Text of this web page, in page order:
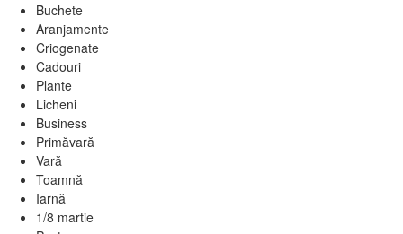
Buchete
Aranjamente
Criogenate
Cadouri
Plante
Licheni
Business
Primăvară
Vară
Toamnă
Iarnă
1/8 martie